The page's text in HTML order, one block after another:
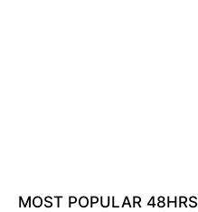
MOST POPULAR 48HRS